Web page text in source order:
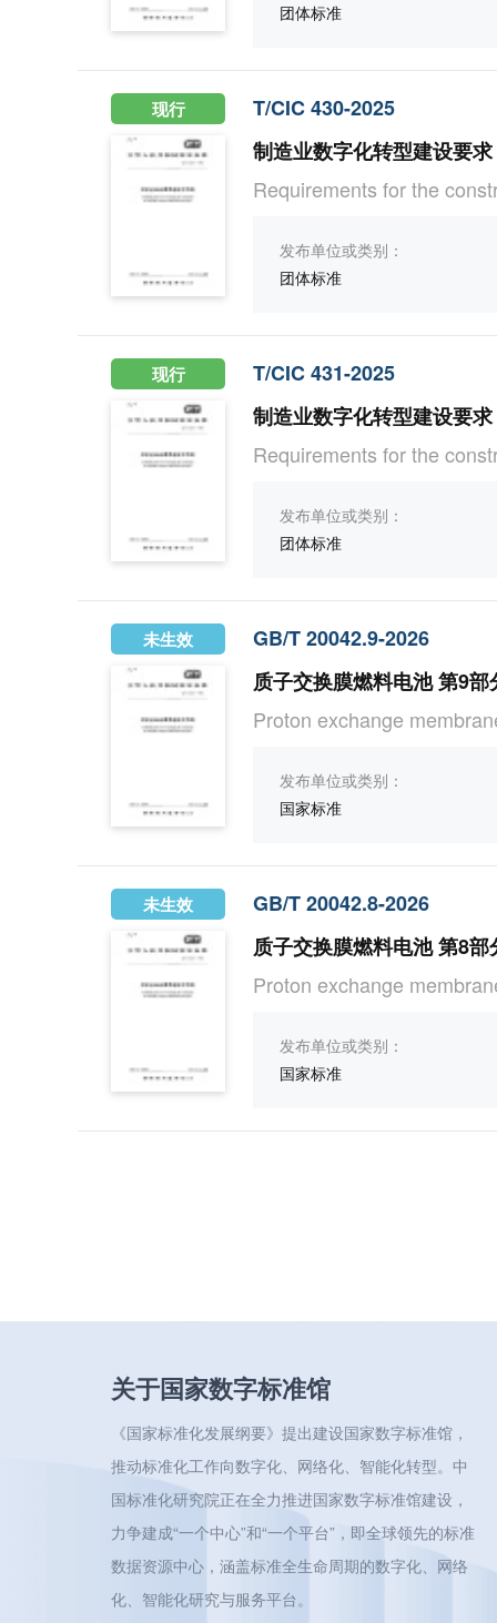
团体标准
现行
T/CIC 430-2025
制造业数字化转型建设要
Requirements for the
发布单位或类别：
团体标准
现行
T/CIC 431-2025
制造业数字化转型建设要
Requirements for the
发布单位或类别：
团体标准
未生效
GB/T 20042.9-2026
质子交换膜燃料电池 第9
Proton exchange
发布单位或类别：
国家标准
未生效
GB/T 20042.8-2026
质子交换膜燃料电池 第8
Proton exchange
发布单位或类别：
国家标准
关于国家数字标准馆
《国家标准化发展纲要》提出建设国家数字标准馆，
推动标准化工作向数字化、网络化、智能化转型。中
国标准化研究院正在全力推进国家数字标准馆建设，
力争建成“一个中心”和“一个平台”，即全球领先的标准
数据资源中心，涵盖标准全生命周期的数字化、网络
化、智能化研究与服务平台。